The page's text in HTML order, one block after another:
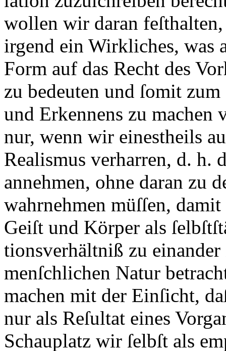
wollen wir daran
irgend ein Wirkliches, was
Form auf das Recht des
zu bedeuten und ſomit zum
und Erkennens zu machen
nur, wenn wir einestheils
Realismus verharren, d. h.
annehmen, ohne daran zu
wahrnehmen müſſen,
Geiſt und Körper als
tionsverhältniß zu einander
menſchlichen Natur
machen mit der Einſicht,
nur als Reſultat eines
Schauplatz wir ſelbſt als